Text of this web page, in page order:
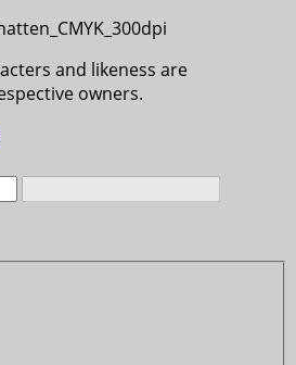
and likeness are
owners.